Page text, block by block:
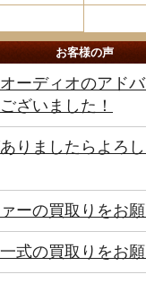
お客様の声
ーディオのアドバ
ざいました！
りましたらよろ
ーの買取りをお
式の買取りをお